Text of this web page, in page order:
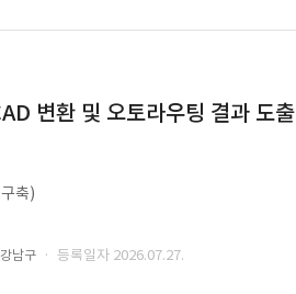
변환 및 오토라우팅 결과 도출
축)
남구 · 등록일자 2026.07.27.